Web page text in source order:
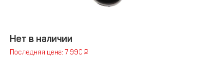
Нет в наличии
Последняя цена: 7 990 ₽